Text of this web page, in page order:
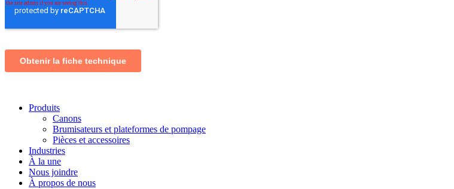
Produits
Canons
Brumisateurs et plateformes de pompage
Pièces et accessoires
Industries
À la une
Nous joindre
À propos de nous